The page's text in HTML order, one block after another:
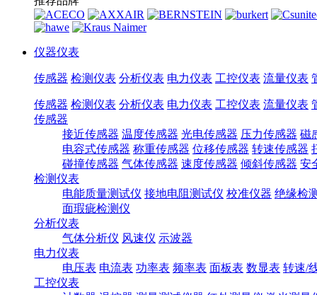
仪器仪表
传感器 检测仪表 分析仪表 电力仪表 工控仪表 流量仪表
传感器 检测仪表 分析仪表 电力仪表 工控仪表 流量仪表
传感器
接近传感器 温度传感器 光电传感器 压力传感器 磁
电容式传感器 称重传感器 位移传感器 转速传感器
碰撞传感器 气体传感器 速度传感器 倾斜传感器 安
检测仪表
电能质量测试仪 接地电阻测试仪 校准仪器 绝缘检
面瑕疵检测仪
分析仪表
气体分析仪 风速仪 示波器
电力仪表
电压表 电流表 功率表 频率表 面板表 数显表 转速/
工控仪表